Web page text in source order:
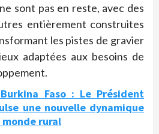
sont pas en reste, avec des
entièrement construites
les pistes de gravier
adaptées aux besoins de
Faso : Le Président
une nouvelle dynamique
rural